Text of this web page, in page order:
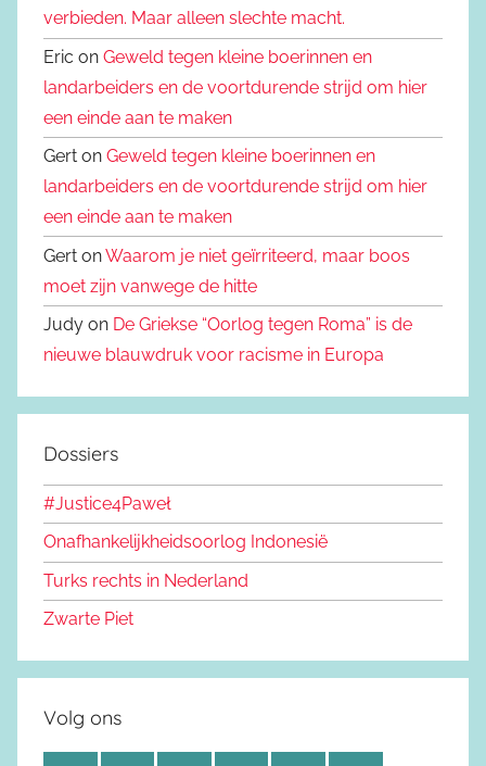
verbieden. Maar alleen slechte macht.
Eric on Geweld tegen kleine boerinnen en
landarbeiders en de voortdurende strijd om hier
een einde aan te maken
Gert on Geweld tegen kleine boerinnen en
landarbeiders en de voortdurende strijd om hier
een einde aan te maken
Gert onWaarom je niet geïrriteerd, maar boos
moet zijn vanwege de hitte
Judy on De Griekse “Oorlog tegen Roma” is de
nieuwe blauwdruk voor racisme in Europa
Dossiers
#Justice4Paweł
Onafhankelijkheidsoorlog Indonesië
Turks rechts in Nederland
Zwarte Piet
Volg ons